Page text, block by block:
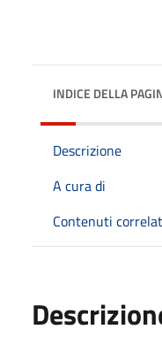
INDICE DELLA
Descrizione
A cura di
Contenuti